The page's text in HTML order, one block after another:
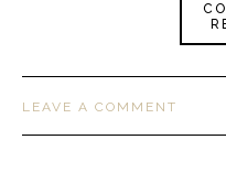
LEAVE A COMMENT